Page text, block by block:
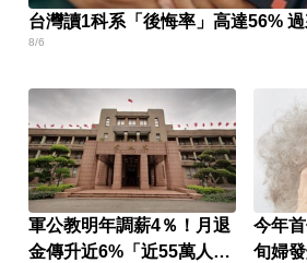
台灣讀1科系「後悔率」高達56%
8/6
軍公教明年調薪4％！月退
金傳升近6%「近55萬人受
今年
旬婦